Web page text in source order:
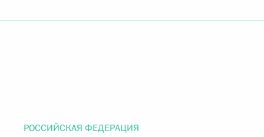
РОССИЙСКАЯ ФЕДЕРАЦИЯ